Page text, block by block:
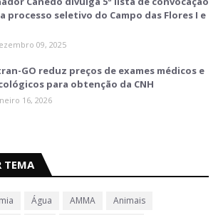
processo seletivo do Campo das Flores I e
09, 2025
GO reduz preços de exames médicos e
para obtenção da CNH
16, 2026
TEMA
Água AMMA
Animais